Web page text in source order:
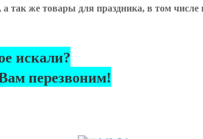
а так же товары для праздника, в том
искали?
перезвоним!